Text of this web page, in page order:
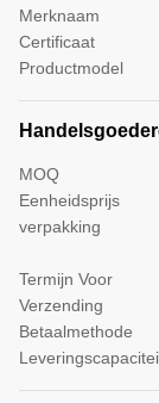
Merknaam
Certificaat
Productmodel
MOQ
Eenheidsprijs
verpakking
Termijn Voor
Verzending
Betaalmethode